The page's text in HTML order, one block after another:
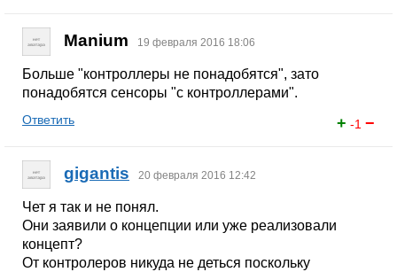
Manium 19 февраля 2016 18:06
Больше "контроллеры не понадобятся", зато
понадобятся сенсоры "с контроллерами".
+ -1 −
Ответить
gigantis 20 февраля 2016 12:42
Чет я так и не понял.
Они заявили о концепции или уже реализовали
концепт?
От контролеров никуда не деться поскольку